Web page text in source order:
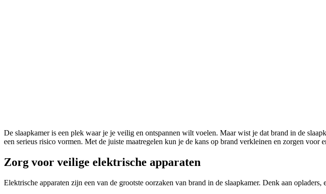
De slaapkamer is een plek waar je je veilig en ontspannen wilt voelen. Maar wist je dat brand in de
een serieus risico vormen. Met de juiste maatregelen kun je de kans op brand verkleinen en zorgen
Zorg voor veilige elektrische apparaten
Elektrische apparaten zijn een van de grootste oorzaken van brand in de slaapkamer. Denk aan